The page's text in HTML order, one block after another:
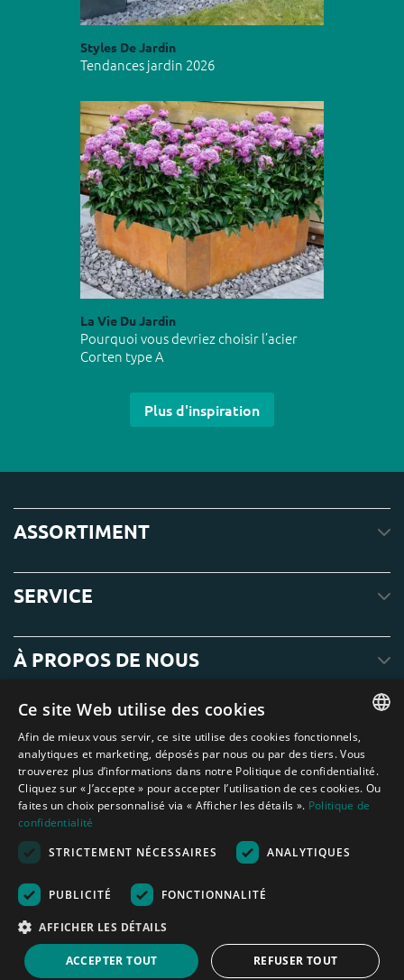
Styles De Jardin
Tendances jardin 2026
La Vie Du Jardin
Pourquoi vous devriez choisir l’acier
Corten type A
Plus d'inspiration
ASSORTIMENT
SERVICE
À PROPOS DE NOUS
Amagard.com (Kranendonk B.V.) Aucun texte ou photo de ce site web ne
Nederland|Deutschland België|Belgique |España
Kingdom
ENGLISH
DUTCH
GERMAN
Ce site Web utilise des cookies
Afin de mieux vous servir, ce site utilise des cookies fonctionnels,
analytiques et marketing, déposés par nous ou par des tiers. Vous
trouverez plus d’informations dans notre Politique de confidentialité.
Cliquez sur « J’accepte » pour accepter l’utilisation de ces cookies. Ou
faites un choix personnalisé via « Afficher les détails ». Politique de
confidentialité
STRICTEMENT NÉCESSAIRES
ANALYTIQUES
PUBLICITÉ FONCTIONNALITÉ
AFFICHER LES DÉTAILS
ACCEPTER TOUT REFUSER TOUT